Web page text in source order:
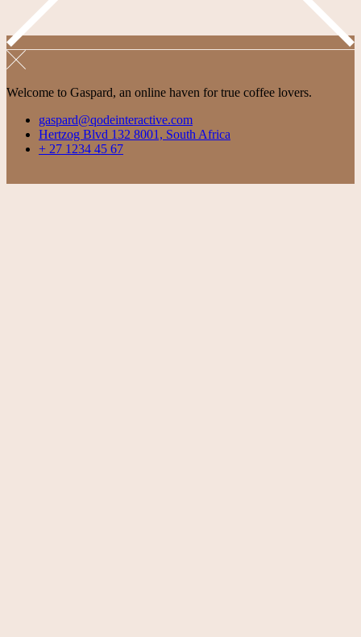
Welcome to Gaspard, an online haven for true coffee lovers.
gaspard@qodeinteractive.com
Hertzog Blvd 132 8001, South Africa
+ 27 1234 45 67